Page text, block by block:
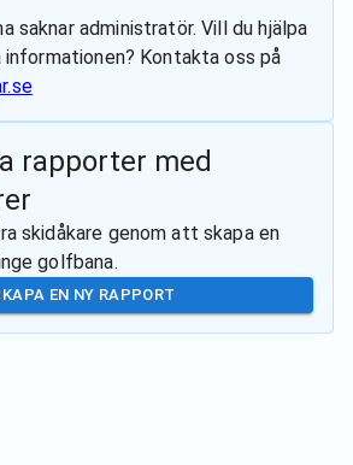
saknar administratör. Vill du hjälpa
Kontakta oss på
rapporter med
skidåkare genom att skapa en
golfbana.
EN NY RAPPORT